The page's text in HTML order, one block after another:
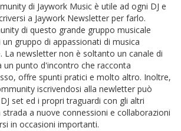
di Jaywork Music è utile ad ogni DJ e
a Jaywork Newsletter per farlo.
di questo grande gruppo musicale
gruppo di appassionati di musica
La newsletter non è soltanto un canale di
punto d'incontro che racconta
offre spunti pratici e molto altro. Inoltre,
iscrivendosi alla newletter può
set ed i propri traguardi con gli altri
a nuove connessioni e collaborazioni
in occasioni importanti.